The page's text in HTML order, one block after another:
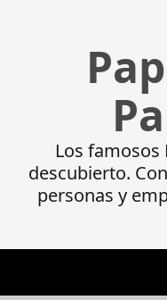
Los famosos
descubierto.
personas y